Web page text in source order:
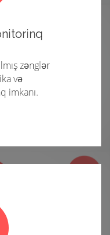
zənglər
və
imkanı.